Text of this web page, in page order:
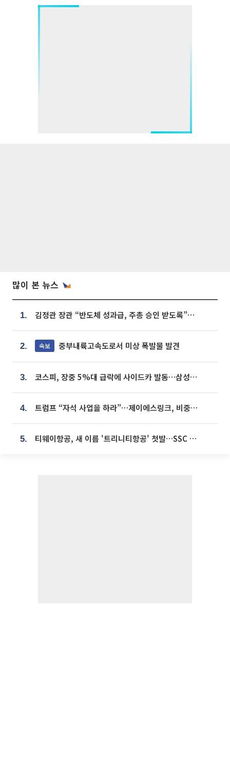
많이 본 뉴스
1. 김정관 장관 “반도체 성과급, 주총 승인 받도록”…상법·자본시장법 개정 시사
2. 속보 중부내륙고속도로서 미상 폭발물 발견
3. 코스피, 장중 5%대 급락에 사이드카 발동…삼성·SK 동반 폭락
4. 트럼프 “자석 사업을 하라”…제이에스링크, 비중국 영구자석 공급망 구축 속도
5. 티웨이항공, 새 이름 '트리니티항공' 첫발…SSC 전략 본격화